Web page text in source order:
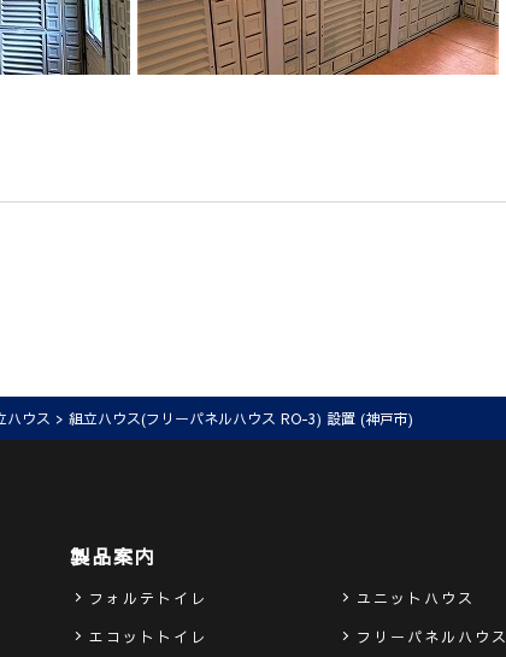
ハウス > 組立ハウス(フリーパネルハウス RO-3) 設置 (神戸市)
製品案内
フォルテトイレ
エコットトイレ
ユニットハウス
フリーパネルハウス